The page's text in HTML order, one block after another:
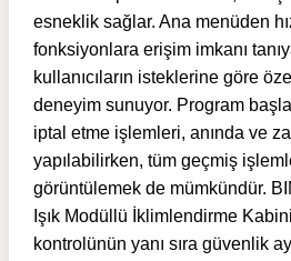
esneklik sağlar. Ana menüden
fonksiyonlara erişim imkanı
kullanıcıların isteklerine göre
deneyim sunuyor. Program
iptal etme işlemleri, anında ve
yapılabilirken, tüm geçmiş
görüntülemek de mümkündür.
Işık Modüllü İklimlendirme
kontrolünün yanı sıra güvenlik